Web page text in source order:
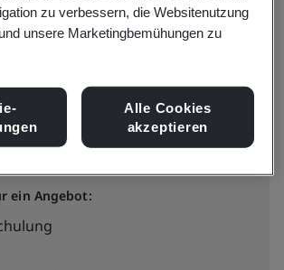
ein Angebot:
zu verbessern, die Websitenutzung
unsere Marketingbemühungen zu
Alle Cookies
akzeptieren